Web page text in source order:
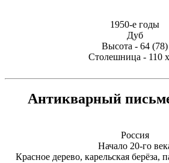
1950-е годы
Дуб
Высота - 64 (78)
Столешница - 110
Антикварный
Россия
Начало 20-го
Красное дерево, карельская берёза,